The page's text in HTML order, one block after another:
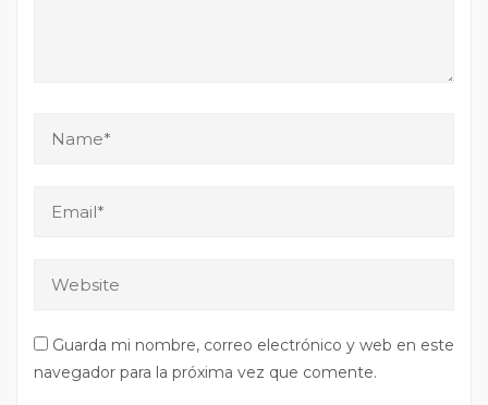
Guarda mi nombre, correo electrónico y web en este
navegador para la próxima vez que comente.